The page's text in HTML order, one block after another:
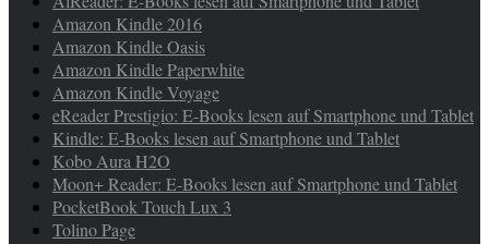
Amazon Kindle 2016
Amazon Kindle Oasis
Amazon Kindle Paperwhite
Amazon Kindle Voyage
eReader Prestigio: E-Books lesen auf Smartphone und Tablet
Kindle: E-Books lesen auf Smartphone und Tablet
Kobo Aura H2O
Moon+ Reader: E-Books lesen auf Smartphone und Tablet
PocketBook Touch Lux 3
Tolino Page